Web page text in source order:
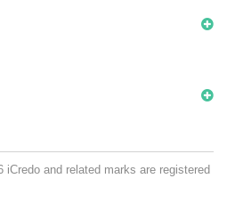
iCredo and related marks are registered